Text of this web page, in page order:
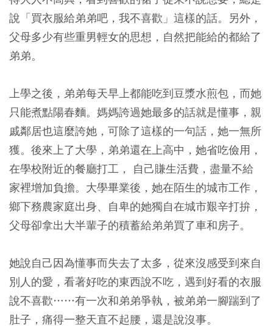
說「買衣服給弟弟吧，我不喜歡」這樣的話。另外，
父母多少有些重男輕女的思想，自然把能給的都給了
弟弟。
上學之後，弟弟每天早上都能吃到豆漿水煎包，而她
只能煮點陽春麵。媽媽誇過她最多的話就是懂事，親
戚鄰居也這麼誇她，可除了這樣的一句話，她一無所
獲。後來上了大學，弟弟還在上高中，她省吃儉用，
在學校附近的餐廳打工， 自己賺生活費，盡量不給
家裡增加負擔。大學畢業後，她在陌生的城市工作，
鄉下務農家庭出身、自卑的她獨自在城市艱辛打拚，
父母卻拿出大半輩子的積蓄給弟弟買了車和房子。
她說自己因為懂事而失去了太多，從來沒感受到來自
別人的愛，看著好吃的東西說不吃，遇到好看的衣服
說不喜歡……有一次和弟弟爭執，被弟弟一腳踹到了
肚子，痛得一整天直不起腰，還是說沒事。